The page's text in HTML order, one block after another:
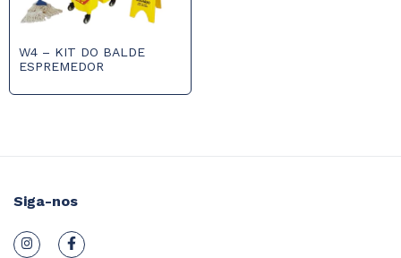
W4 – KIT DO BALDE
ESPREMEDOR
Siga-nos